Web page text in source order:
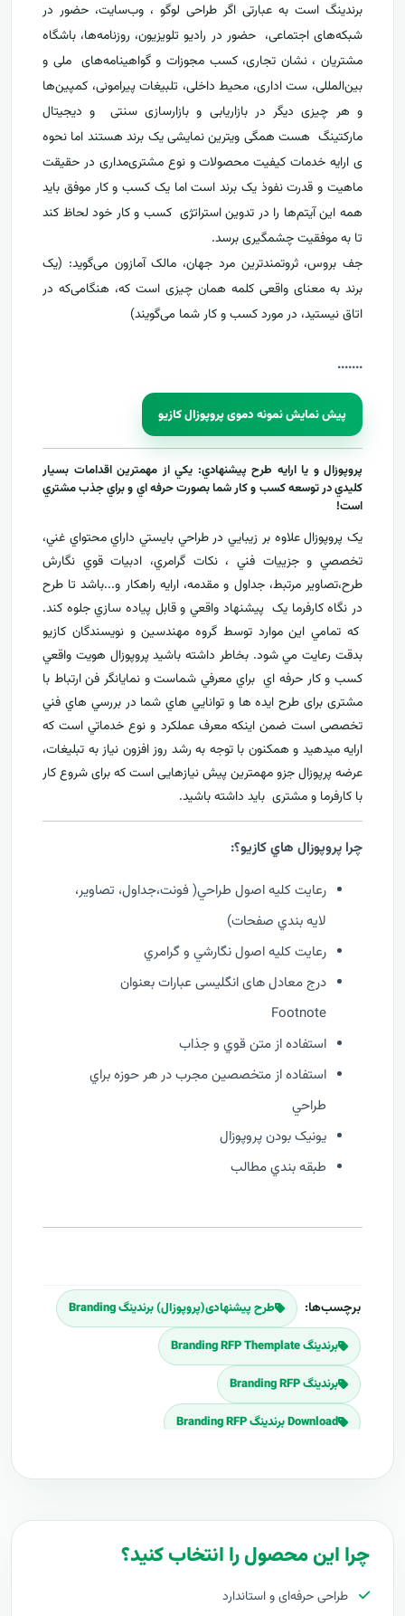
برندینگ است به عبارتی اگر طراحی لوگو ، وب‌سایت، حضور در
شبکه‌های اجتماعی، حضور در رادیو تلویزیون، روزنامه‌ها، باشگاه
مشتریان ، نشان تجاری، کسب مجوزات و گواهینامه‌های ملی و
بین‌المللی، ست اداری، محیط داخلی، تلبیغات پیرامونی، کمپین‌ها
و هر چیزی دیگر در بازاریابی و بازارسازی سنتی و دیجیتال
مارکتینگ هست همگی ویترین نمایشی یک برند هستند اما نحوه
ی ارایه خدمات کیفیت محصولات و نوع مشتری‌مداری در حقیقت
ماهیت و قدرت نفوذ یک برند است اما یک کسب و کار موفق باید
همه این آیتم‌ها را در تدوین استراتژی کسب و کار خود لحاظ کند
تا به موفقیت چشمگیری برسد.
جف بروس، ثروتمندترین مرد جهان، مالک آمازون می‌گوید: (یک
برند به معنای واقعی کلمه همان چیزی است که، هنگامی‌که در
اتاق نیستید‌، در مورد کسب و کار شما می‌گویند)
...
....
پیش نمایش نمونه دموی پروپوزال کازیو
پروپوزال و يا ارايه طرح پيشنهادي: يکي از مهمترين اقدامات بسيار
کليدي در توسعه کسب و کار شما بصورت حرفه اي و براي جذب مشتري
است!
يک پروپوزال علاوه بر زيبايي در طراحي بايستي داراي محتواي غني،
تخصصي و جزييات فني ، نکات گرامري، ادبيات قوي نگارش
طرح،تصاوير مرتبط، جداول و مقدمه، ارایه راهکار و...باشد تا طرح
در نگاه کارفرما يک پيشنهاد واقعي و قابل پياده سازي جلوه کند.
که تمامي اين موارد توسط گروه مهندسين و نويسندگان کازيو
بدقت رعايت مي شود. بخاطر داشته باشيد پروپوزال هويت واقعي
کسب و کار حرفه اي براي معرفيشماست و نمایانگر فن ارتباط با
مشتری برای طرح ايده ها و توانايي هاي شما در بررسي هاي فني
تخصصی است ضمن اینکه معرف عملکرد و نوع خدماتي است که
ارايه ميدهید و همکنون با توجه به رشد روز افزون نياز به تبليغات،
عرضه پرپوزال جزو مهمترين پیش نیازهایی است که برای شروع کار
با کارفرما و مشتری بايد داشته باشيد.
چرا پروپوزال هاي کازيو؟:
رعايت کليه اصول طراحي( فونت،جداول، تصاوير،
لايه بندي صفحات)
رعايت کليه اصول نگارشي و گرامري
درج معادل های انگلیسی عبارات بعنوان
Footnote
استفاده از متن قوي و جذاب
استفاده از متخصصين مجرب در هر حوزه براي
طراحي
يونيک بودن پروپوزال
طبقه بندي مطالب
برچسب‌ها: طرح پیشنهادی(پروپوزال) برندینگ Branding
برندینگ Branding RFP Themplate
برندینگ Branding RFP
Download برندینگ Branding RFP
چرا این محصول را انتخاب کنید؟
طراحی حرفه‌ای و استاندارد